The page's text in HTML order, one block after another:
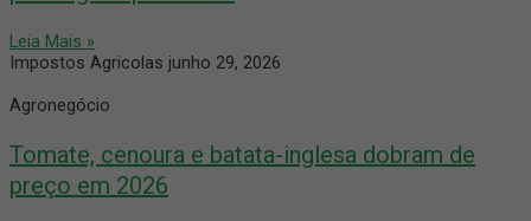
Leia Mais »
Impostos Agricolas junho 29, 2026
Agronegócio
Tomate, cenoura e batata-inglesa dobram de
preço em 2026